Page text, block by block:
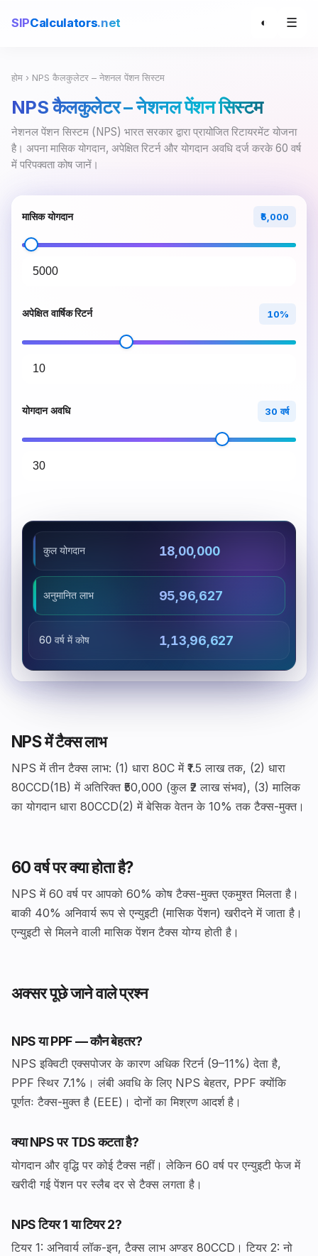
SIPCalculators.net ◐ ☰
होम › NPS कैलकुलेटर – नेशनल पेंशन सिस्टम
NPS कैलकुलेटर – नेशनल पेंशन सिस्टम
नेशनल पेंशन सिस्टम (NPS) भारत सरकार द्वारा प्रायोजित रिटायरमेंट योजना
है। अपना मासिक योगदान, अपेक्षित रिटर्न और योगदान अवधि दर्ज करके 60 वर्ष
में परिपक्वता कोष जानें।
मासिक योगदान ₹5,000
अपेक्षित वार्षिक रिटर्न 10%
योगदान अवधि 30 वर्ष
कुल योगदान ₹18,00,000
अनुमानित लाभ ₹95,96,627
60 वर्ष में कोष ₹1,13,96,627
NPS में टैक्स लाभ
NPS में तीन टैक्स लाभ: (1) धारा 80C में ₹1.5 लाख तक, (2) धारा
80CCD(1B) में अतिरिक्त ₹50,000 (कुल ₹2 लाख संभव), (3) मालिक
का योगदान धारा 80CCD(2) में बेसिक वेतन के 10% तक टैक्स-मुक्त।
60 वर्ष पर क्या होता है?
NPS में 60 वर्ष पर आपको 60% कोष टैक्स-मुक्त एकमुश्त मिलता है।
बाकी 40% अनिवार्य रूप से एन्युइटी (मासिक पेंशन) खरीदने में जाता है।
एन्युइटी से मिलने वाली मासिक पेंशन टैक्स योग्य होती है।
अक्सर पूछे जाने वाले प्रश्न
NPS या PPF — कौन बेहतर?
NPS इक्विटी एक्सपोजर के कारण अधिक रिटर्न (9–11%) देता है,
PPF स्थिर 7.1%। लंबी अवधि के लिए NPS बेहतर, PPF क्योंकि
पूर्णतः टैक्स-मुक्त है (EEE)। दोनों का मिश्रण आदर्श है।
क्या NPS पर TDS कटता है?
योगदान और वृद्धि पर कोई टैक्स नहीं। लेकिन 60 वर्ष पर एन्युइटी फेज में
खरीदी गई पेंशन पर स्लैब दर से टैक्स लगता है।
NPS टियर 1 या टियर 2?
टियर 1: अनिवार्य लॉक-इन, टैक्स लाभ अण्डर 80CCD। टियर 2: नो